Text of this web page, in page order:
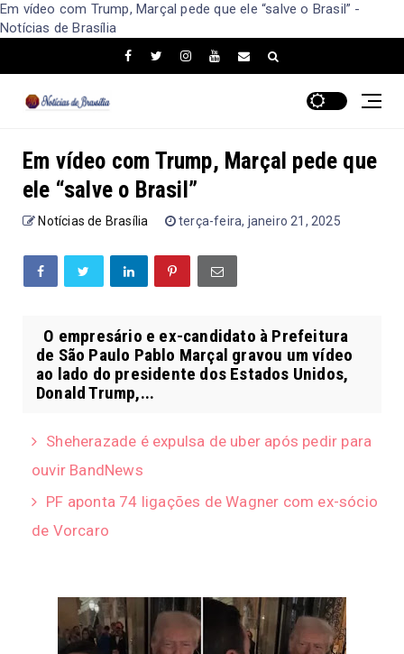
Em vídeo com Trump, Marçal pede que ele “salve o Brasil” -
Notícias de Brasília
Em vídeo com Trump, Marçal pede que
ele “salve o Brasil”
Notícias de Brasília terça-feira, janeiro 21, 2025
O empresário e ex-candidato à Prefeitura
de São Paulo Pablo Marçal gravou um vídeo
ao lado do presidente dos Estados Unidos,
Donald Trump,...
Sheherazade é expulsa de uber após pedir para
ouvir BandNews
PF aponta 74 ligações de Wagner com ex-sócio
de Vorcaro